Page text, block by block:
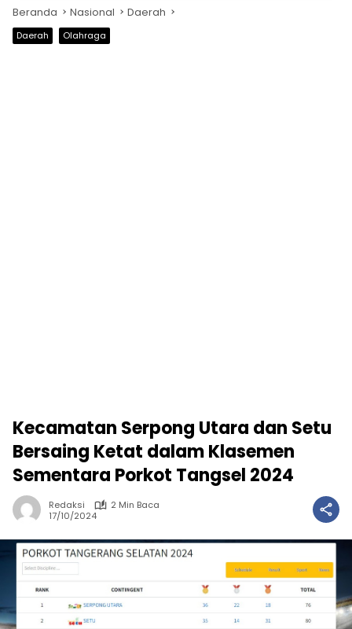
Beranda Nasional Daerah
Daerah Olahraga
Kecamatan Serpong Utara dan Setu
Bersaing Ketat dalam Klasemen
Sementara Porkot Tangsel 2024
Redaksi
2 Min Baca
17/10/2024